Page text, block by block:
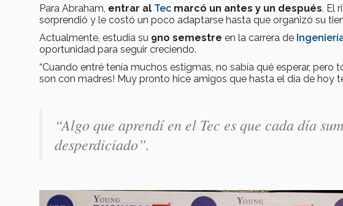
Para Abraham, entrar al Tec marcó un antes y un después. El
sorprendió y le costó un poco adaptarse hasta que organizó su
Actualmente, estudia su 9no semestre en la carrera de
oportunidad para seguir creciendo.
“Cuando entré tenía muchos estigmas, no sabía qué esperar,
son con madres! Muy pronto hice amigos que hasta el día de hoy
“Algo que aprendí en el Tec es que cada día
desperdiciado”.